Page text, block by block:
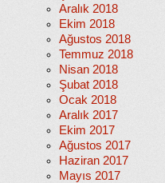
Aralık 2018
Ekim 2018
Ağustos 2018
Temmuz 2018
Nisan 2018
Şubat 2018
Ocak 2018
Aralık 2017
Ekim 2017
Ağustos 2017
Haziran 2017
Mayıs 2017